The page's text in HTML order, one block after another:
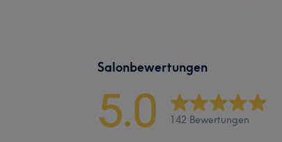
Salonbewertungen
5.0 142 Bewertungen